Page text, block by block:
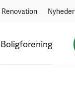
Nyheder
Boligforening